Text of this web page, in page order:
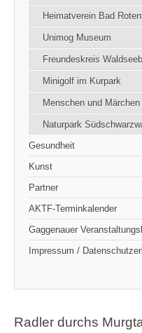
Heimatverein Bad
Unimog Museum
Freundeskreis
Minigolf im Kurpark
Menschen und Märchen
Naturpark
Gesundheit
Kunst
Partner
AKTF-Terminkalender
Gaggenauer
Impressum /
Radler durchs